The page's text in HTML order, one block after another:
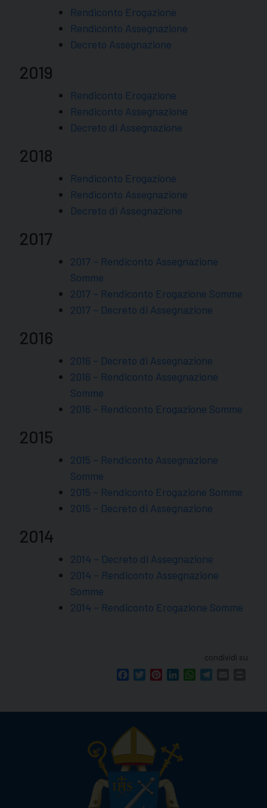
Rendiconto Erogazione
Rendiconto Assegnazione
Decreto Assegnazione
2019
Rendiconto Erogazione
Rendiconto Assegnazione
Decreto di Assegnazione
2018
Rendiconto Erogazione
Rendiconto Assegnazione
Decreto di Assegnazione
2017
2017 – Rendiconto Assegnazione
Somme
2017 – Rendiconto Erogazione Somme
2017 – Decreto di Assegnazione
2016
2016 – Decreto di Assegnazione
2016 – Rendiconto Assegnazione
Somme
2016 – Rendiconto Erogazione Somme
2015
2015 – Rendiconto Assegnazione
Somme
2015 – Rendiconto Erogazione Somme
2015 – Decreto di Assegnazione
2014
2014 – Decreto di Assegnazione
2014 – Rendiconto Assegnazione
Somme
2014 – Rendiconto Erogazione Somme
condividi su
FacebookTwitterPinterestLinkedInWhatsApp